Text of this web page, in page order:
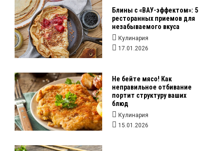
Блины с «ВАУ-эффектом»: 5
ресторанных приемов для
незабываемого вкуса
Кулинария
17.01.2026
Не бейте мясо! Как
неправильное отбивание
портит структуру ваших
блюд
Кулинария
15.01.2026